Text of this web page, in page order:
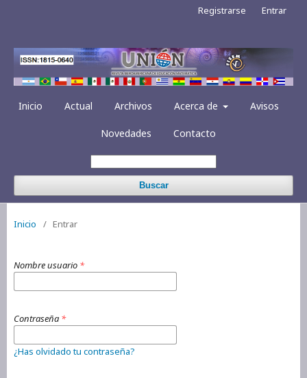
Inicio Actual Archivos Acerca de Avisos
Novedades Contacto
Buscar
Registrarse Entrar
Inicio / Entrar
Nombre usuario *
Contraseña *
¿Has olvidado tu contraseña?